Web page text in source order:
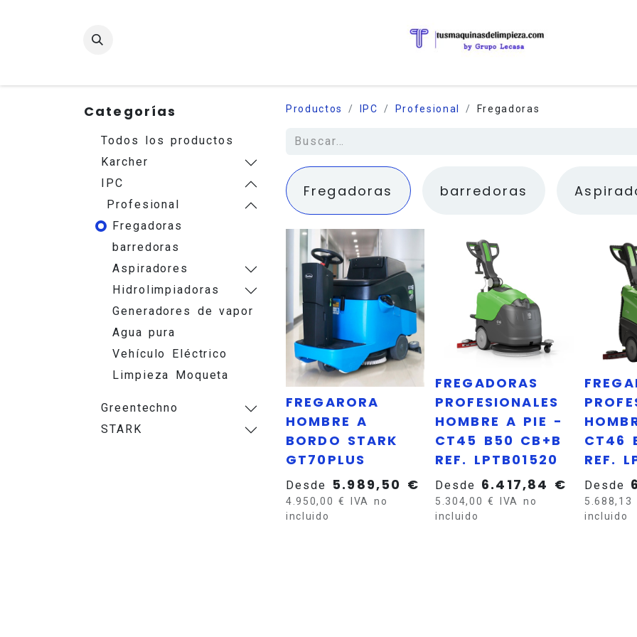
Categorías
Todos los productos
Karcher
IPC
Profesional
Fregadoras
barredoras
Aspiradores
Hidrolimpiadoras
Generadores de vapor
Agua pura
Vehículo Eléctrico
Limpieza Moqueta
Greentechno
STARK
Productos IPC Profesional Fregadoras
Fregadoras barredoras
FREGARORA
HOMBRE A
BORDO STARK
GT70PLUS
Desde 5.989,50 €
4.950,00 €
IVA no
incluido
FREGADORAS
PROFESIONALES
HOMBRE A PIE -
CT45 B50 CB+B
REF. LPTB01520
Desde 6.417,84 €
5.304,00 €
IVA no
incluido
CT46
REF.
Desde
5.688,13
incluido